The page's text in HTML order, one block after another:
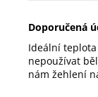
Doporučená
Ideální
nepoužívat
nám žehlení